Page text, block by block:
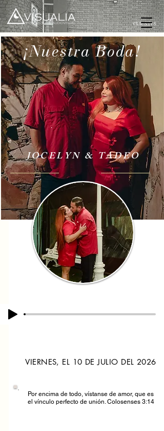
CLIENTES
VIERNES, EL 10 DE JULIO DEL 2026
Por encima de todo, vístanse de amor, que es
el vínculo perfecto de unión. Colosenses 3:14
¡Nuestra Boda!
JOCELYN & TADEO